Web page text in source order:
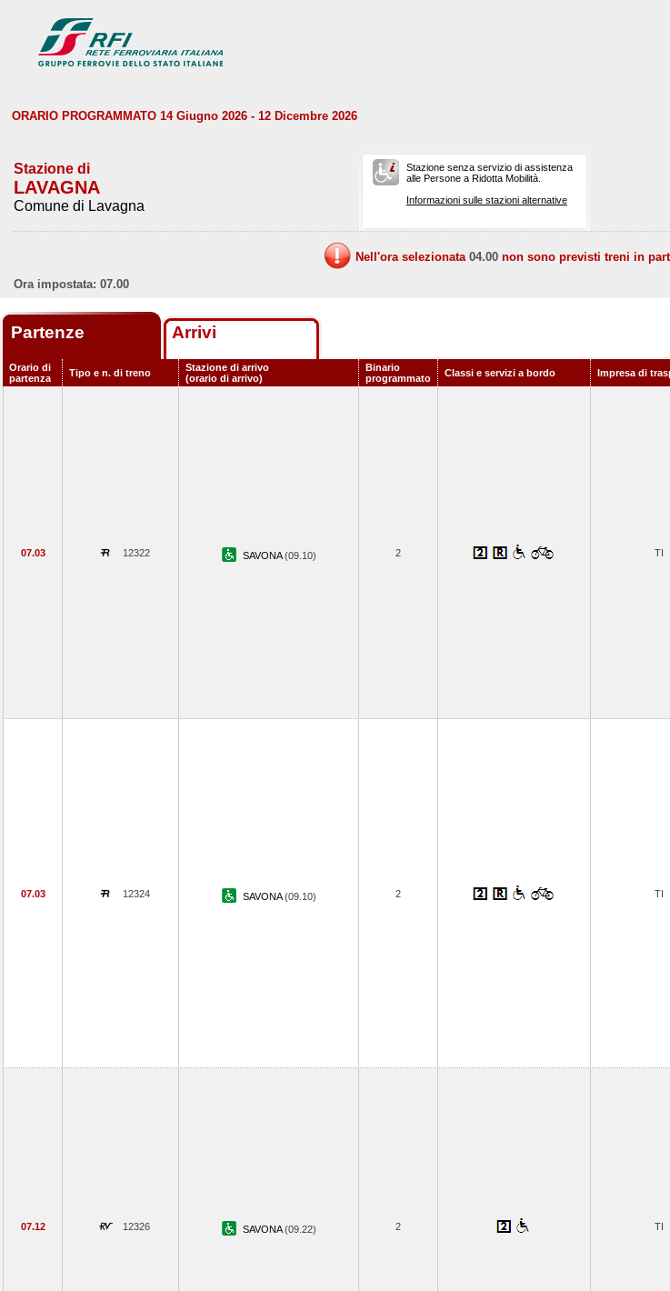
ORARIO PROGRAMMATO 14 Giugno 2026 - 12 Dicembre 2026
Stazione di
LAVAGNA
Comune di Lavagna
Stazione senza servizio di assistenza
alle Persone a Ridotta Mobilità.
Informazioni sulle stazioni alternative
Nell'ora selezionata 04.00 non sono previsti treni in
Ora impostata: 07.00
Partenze Arrivi
Orario di
partenza
Tipo e n. di treno
Stazione di arrivo
(orario di arrivo)
Binario
programmato
Classi e servizi a bordo Impresa di
07.03 12322 SAVONA(09.10) 2 TI
07.03 12324 SAVONA(09.10) 2 TI
07.12 12326 SAVONA(09.22) 2 TI